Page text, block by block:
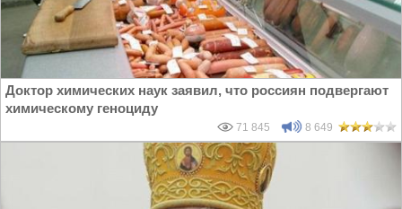
Доктор химических наук заявил, что россиян подвергают
химическому геноциду
71 845 8 649